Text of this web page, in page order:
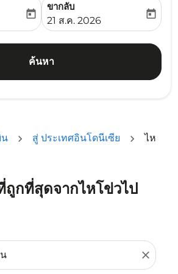
date-aria-label
today
ขากลับ
fc-booking-return-date-
21 ส.ค. 2026
today
ค้นหา
น สู่ ประเทศอินโดนีเซีย
ไห
ถูกที่สุดจากไหโข่วไป
close
งของคุณ (ต้นทางและ/หรือปลายทาง) หรื